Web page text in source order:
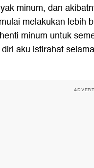
minum, dan
melakukan lebih
minum untuk
aku istirahat